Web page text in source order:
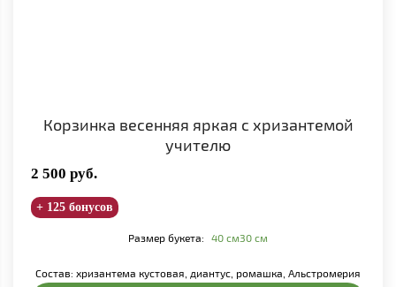
Корзинка весенняя яркая с хризантемой
учителю
2 500 руб.
+ 125 бонусов
Размер букета: 40 см30 см
Состав: хризантема кустовая, диантус, ромашка, Альстромерия